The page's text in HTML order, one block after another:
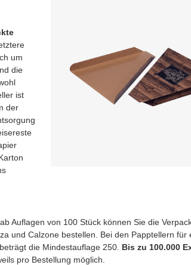
um
die
ist
der
Auflagen von 100 Stück können Sie die
und Calzone bestellen. Bei den Papptellern für
die Mindestauflage 250. Bis zu 100.000
pro Bestellung möglich.